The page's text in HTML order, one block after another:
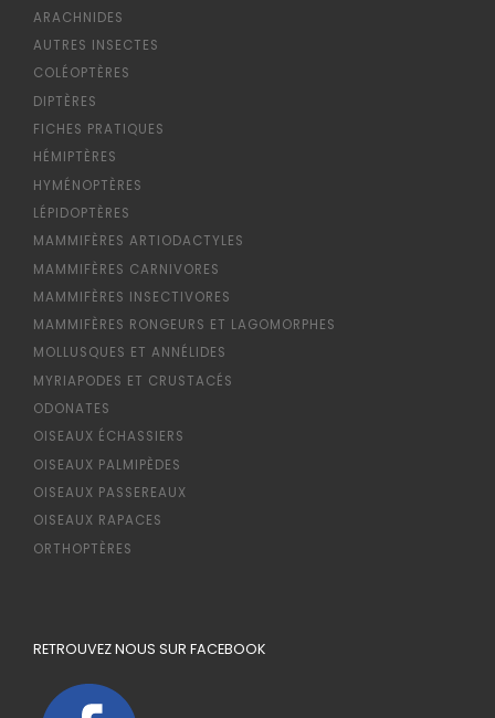
ARACHNIDES
AUTRES INSECTES
COLÉOPTÈRES
DIPTÈRES
FICHES PRATIQUES
HÉMIPTÈRES
HYMÉNOPTÈRES
LÉPIDOPTÈRES
MAMMIFÈRES ARTIODACTYLES
MAMMIFÈRES CARNIVORES
MAMMIFÈRES INSECTIVORES
MAMMIFÈRES RONGEURS ET LAGOMORPHES
MOLLUSQUES ET ANNÉLIDES
MYRIAPODES ET CRUSTACÉS
ODONATES
OISEAUX ÉCHASSIERS
OISEAUX PALMIPÈDES
OISEAUX PASSEREAUX
OISEAUX RAPACES
ORTHOPTÈRES
RETROUVEZ NOUS SUR FACEBOOK